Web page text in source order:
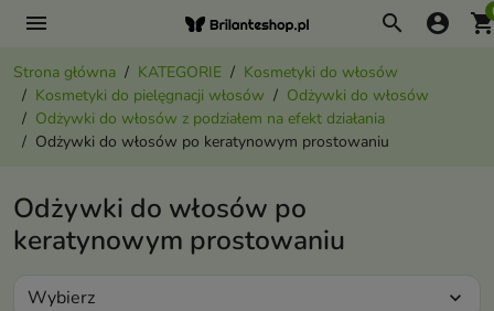
menu search account_circle
Strona główna KATEGORIE
Kosmetyki do włosów
Kosmetyki do pielęgnacji włosów
Odżywki do włosów
Odżywki do włosów z podziałem na efekt działania
Odżywki do włosów po keratynowym prostowaniu
Odżywki do włosów po
keratynowym prostowaniu
Wybierz expand_more